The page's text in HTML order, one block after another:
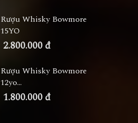
Rượu Whisky Bowmore
15YO
2.800.000 đ
Rượu Whisky Bowmore
12yo...
1.800.000 đ